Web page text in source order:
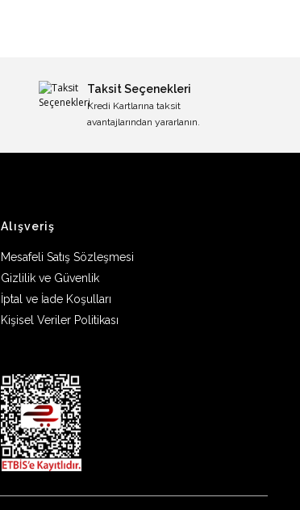
Taksit Seçenekleri
Kredi Kartlarına taksit
avantajlarından yararlanın.
Alışveriş
Mesafeli Satış Sözleşmesi
Gizlilik ve Güvenlik
İptal ve İade Koşulları
Kişisel Veriler Politikası